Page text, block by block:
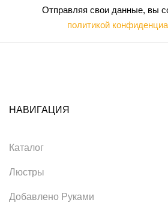
Отправляя свои данные, вы
политикой
НАВИГАЦИЯ
Каталог
Люстры
Добавлено Руками